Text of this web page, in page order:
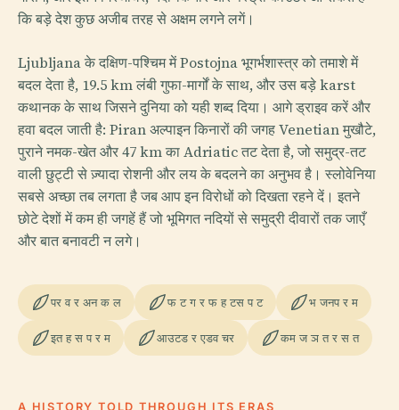
कि बड़े देश कुछ अजीब तरह से अक्षम लगने लगें।
Ljubljana के दक्षिण-पश्चिम में Postojna भूगर्भशास्त्र को तमाशे में
बदल देता है, 19.5 km लंबी गुफा-मार्गों के साथ, और उस बड़े karst
कथानक के साथ जिसने दुनिया को यही शब्द दिया। आगे ड्राइव करें और
हवा बदल जाती है: Piran अल्पाइन किनारों की जगह Venetian मुखौटे,
पुराने नमक-खेत और 47 km का Adriatic तट देता है, जो समुद्र-तट
वाली छुट्टी से ज़्यादा रोशनी और लय के बदलने का अनुभव है। स्लोवेनिया
सबसे अच्छा तब लगता है जब आप इन विरोधों को दिखता रहने दें। इतने
छोटे देशों में कम ही जगहें हैं जो भूमिगत नदियों से समुद्री दीवारों तक जाएँ
और बात बनावटी न लगे।
पर व र अन क ल फ ट ग र फ ह टस प ट भ जनप र म
इत ह स प र म आउटड र एडव चर कम ज ञ त र स त
A HISTORY TOLD THROUGH ITS ERAS